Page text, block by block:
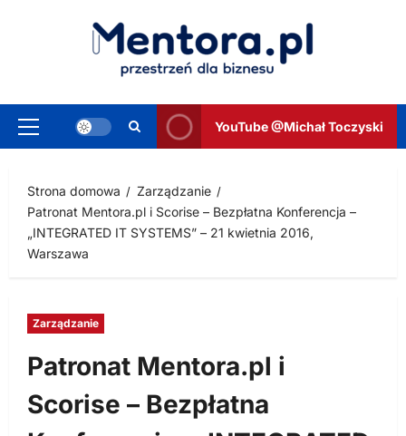
Menu
YouTube @Michał Toczyski
Strona domowa
Zarządzanie
Patronat Mentora.pl i Scorise – Bezpłatna Konferencja –
„INTEGRATED IT SYSTEMS” – 21 kwietnia 2016,
Warszawa
Zarządzanie
Patronat Mentora.pl i
Scorise – Bezpłatna